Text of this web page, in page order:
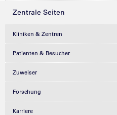
Zentrale Seiten
Kliniken & Zentren
Patienten & Besucher
Zuweiser
Forschung
Karriere